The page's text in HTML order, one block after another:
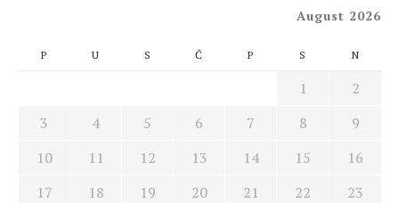
August 2026
P U S Č P S N
1
2
3
4 5 6 7 8
9
10
11 12 13 14 15
16
17
18 19 20 21 22
23